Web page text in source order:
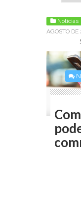
Notícias
AGOSTO